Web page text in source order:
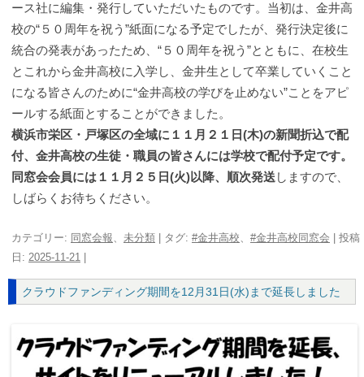
ース社に編集・発行していただいたものです。当初は、金井高
校の“５０周年を祝う”紙面になる予定でしたが、発行決定後に
統合の発表があったため、“５０周年を祝う”とともに、在校生
とこれから金井高校に入学し、金井生として卒業していくこと
になる皆さんのために“金井高校の学びを止めない”ことをアピ
ールする紙面とすることができました。
横浜市栄区・戸塚区の全域に１１月２１日(木)の新聞折込で配
付、金井高校の生徒・職員の皆さんには学校で配付予定です。
同窓会会員には１１月２５日(火)以降、順次発送 しますので、
しばらくお待ちください。
カテゴリー: 同窓会報、 未分類 | タグ: #金井高校、 #金井高校同窓会 | 投稿
日: 2025-11-21
クラウドファンディング期間を12月31日(水)まで延長しました